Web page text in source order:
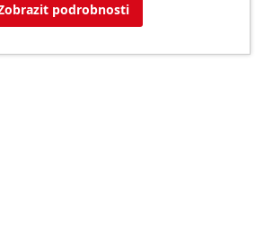
podrobnosti